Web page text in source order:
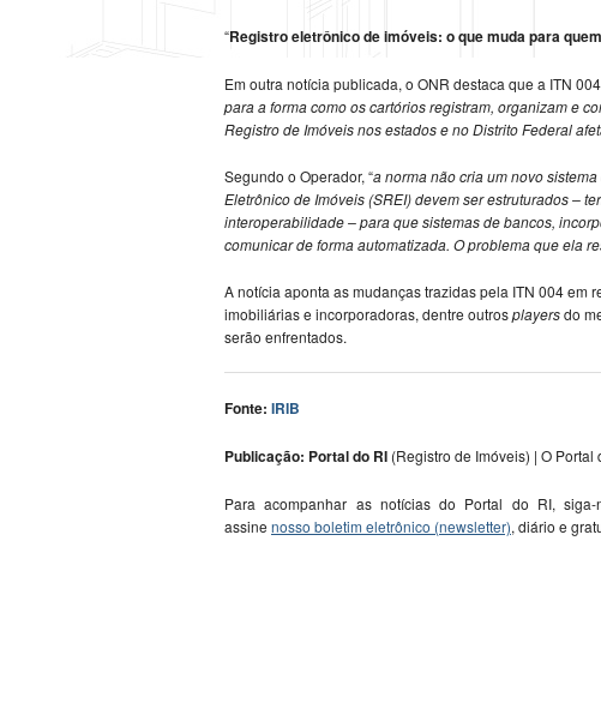
“Registro eletrônico de imóveis: o que muda para
Em outra notícia publicada, o ONR destaca que a ITN 004
para a forma como os cartórios registram, organizam e
Registro de Imóveis nos estados e no Distrito Federal
Segundo o Operador, “a norma não cria um novo
Eletrônico de Imóveis (SREI) devem ser estruturados –
interoperabilidade – para que sistemas de bancos,
comunicar de forma automatizada. O problema que ela
A notícia aponta as mudanças trazidas pela ITN 004 em
imobiliárias e incorporadoras, dentre outrosplayersdo
serão enfrentados.
Fonte: IRIB
Publicação: Portal do RI (Registro de Imóveis) | O
Para acompanhar as notícias do Portal do RI, siga-
assine nosso boletim eletrônico (newsletter), diário e